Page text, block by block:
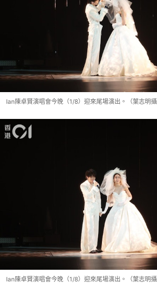
Ian陳卓賢演唱會今晚（1/8）迎來尾場演出。（葉志明攝
Ian陳卓賢演唱會今晚（1/8）迎來尾場演出。（葉志明攝